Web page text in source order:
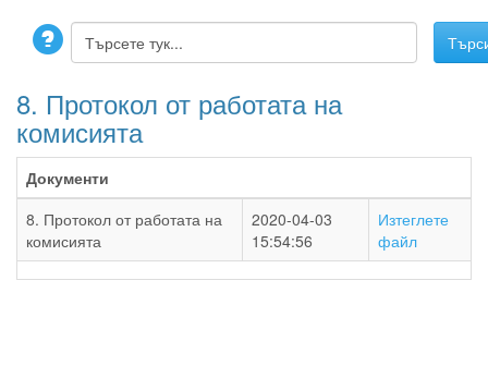
8. Протокол от работата на
комисията
Документи
8. Протокол от работата на
комисията
2020-04-03
15:54:56
Изтеглете
файл